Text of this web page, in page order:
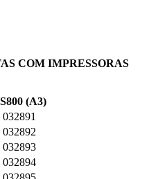
COM IMPRESSORAS
(A3)
032891
032892
032893
032894